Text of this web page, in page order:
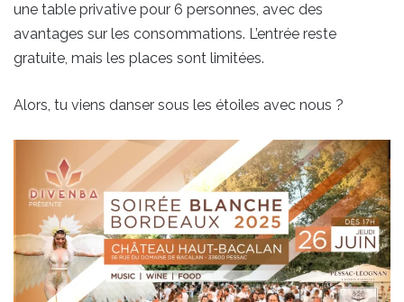
une table privative pour 6 personnes, avec des
avantages sur les consommations. L’entrée reste
gratuite, mais les places sont limitées.
Alors, tu viens danser sous les étoiles avec nous ?